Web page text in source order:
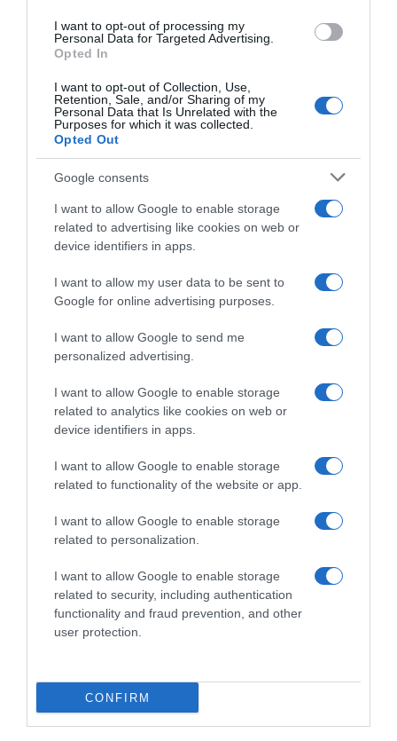
I want to opt-out of processing my
Personal Data for Targeted Advertising.
Opted In
I want to opt-out of Collection, Use,
Retention, Sale, and/or Sharing of my
Personal Data that Is Unrelated with the
Purposes for which it was collected.
Opted Out
Google consents
I want to allow Google to enable storage
related to advertising like cookies on web or
device identifiers in apps.
I want to allow my user data to be sent to
Google for online advertising purposes.
I want to allow Google to send me
personalized advertising.
I want to allow Google to enable storage
related to analytics like cookies on web or
device identifiers in apps.
I want to allow Google to enable storage
related to functionality of the website or app.
I want to allow Google to enable storage
related to personalization.
I want to allow Google to enable storage
related to security, including authentication
functionality and fraud prevention, and other
user protection.
CONFIRM
ΔΙΕΘΝΗ
ναυτιλία στην πρώτη γραμμή ενός
ακήρυχτου πολέμου
Στο επίκεντρο πλοία, πληρώματα λιμάνια και ενεργειακές
εγκαταστάσεις
Ιαπωνία: Ο τυφώνας Dolphin χτύπησε